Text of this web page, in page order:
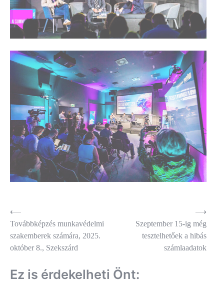
Bejegyzés
navigáció
⟵
Továbbképzés munkavédelmi
szakemberek számára, 2025.
október 8., Szekszárd
Szeptember 15-ig még
tesztelhetőek a hibás
számlaadatok
⟶
Ez is érdekelheti Önt: